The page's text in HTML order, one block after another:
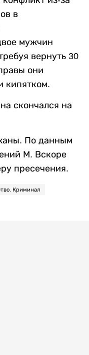
в
мужчин
вернуть 30
они
кипятком.
скончался на
По данным
М. Вскоре
пресечения.
Криминал